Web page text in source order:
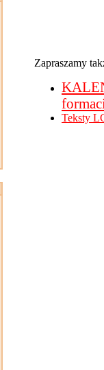
Zapraszamy
Teksty